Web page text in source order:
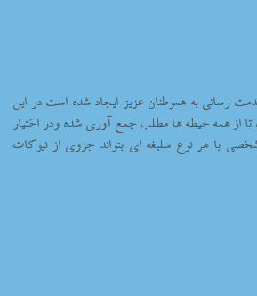
رسانی به هموطنان عزیز ایجاد شده است در این
از همه حیطه ها مطلب جمع آوری شده ودر اختیار
با هر نوع سلیغه ای بتواند جزوی از نیوکات